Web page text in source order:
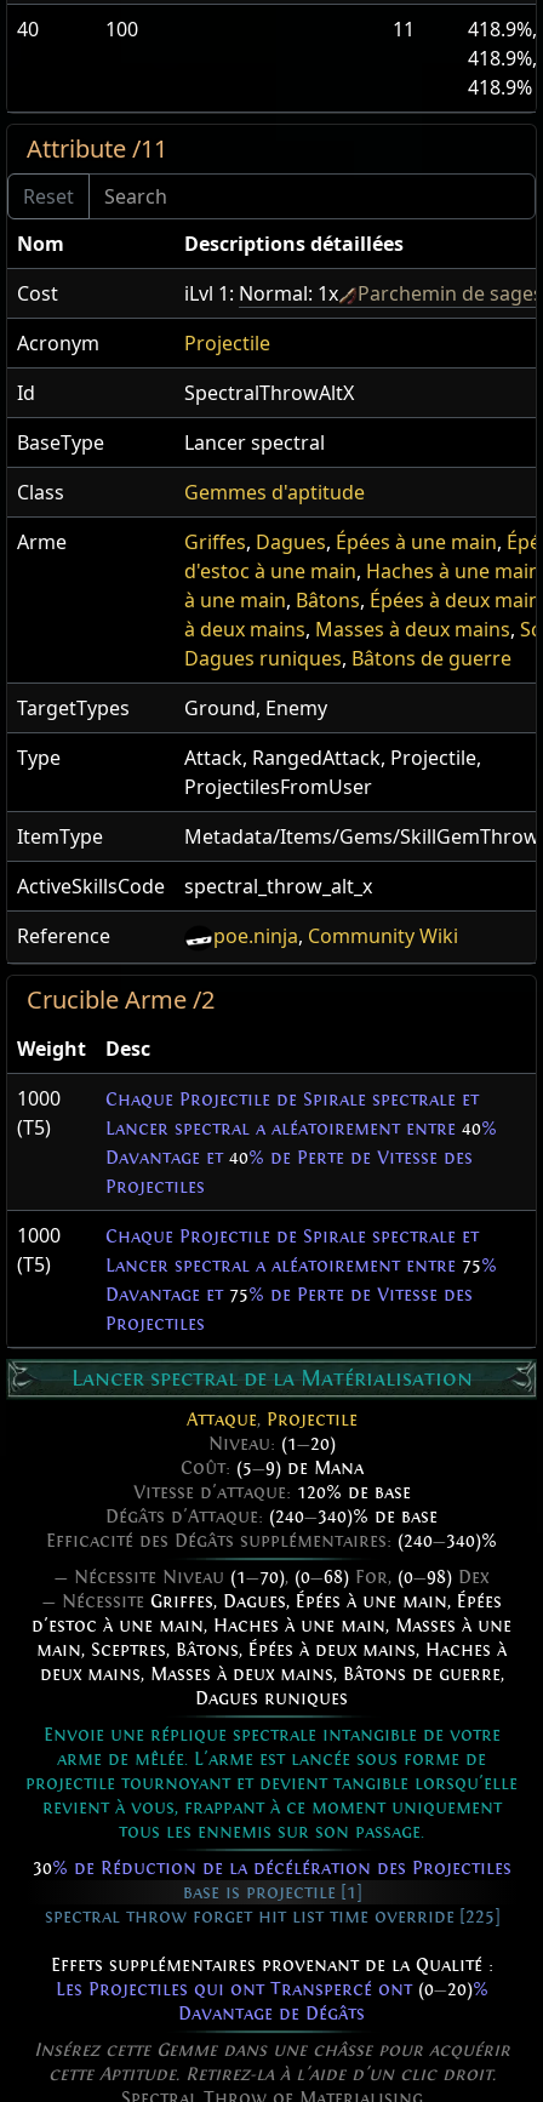
40
100 11
418.9%,
418.9%,
418.9%
Attribute /11
Nom
Descriptions détaillées
Cost
iLvl 1: Normal: 1x
Parchemin de
Acronym
Projectile
Id
SpectralThrowAltX
BaseType
Lancer spectral
Class
Gemmes d'aptitude
Arme
Griffes, Dagues, Épées à une main,
d'estoc à une main, Haches à une main
à une main, Bâtons, Épées à deux
à deux mains, Masses à deux mains,
Dagues runiques, Bâtons de guerre
TargetTypes
Ground, Enemy
Type
Attack, RangedAttack, Projectile,
ProjectilesFromUser
ItemType
Metadata/Items/Gems/
ActiveSkillsCode
spectral_throw_alt_x
Reference
poe.ninja, Community Wiki
Crucible Arme /2
Weight
Desc
1000
(T5)
Chaque Projectile de Spirale spectrale et
Lancer spectral a aléatoirement entre 40%
Davantage et 40% de Perte de Vitesse des
Projectiles
1000
(T5)
Chaque Projectile de Spirale spectrale et
Lancer spectral a aléatoirement entre 75%
Davantage et 75% de Perte de Vitesse des
Projectiles
Lancer spectral de la Matérialisation
Attaque, Projectile
Niveau: (1—20)
Coût: (5—9) de Mana
Vitesse d'attaque: 120% de base
Dégâts d'Attaque: (240—340)% de base
Efficacité des Dégâts supplémentaires: (240—340)%
— Nécessite Niveau (1—70), (0—68) For, (0—98) Dex
— Nécessite Griffes, Dagues, Épées à une main, Épées
d'estoc à une main, Haches à une main, Masses à une
main, Sceptres, Bâtons, Épées à deux mains, Haches à
deux mains, Masses à deux mains, Bâtons de guerre,
Dagues runiques
Envoie une réplique spectrale intangible de votre
arme de mêlée. L'arme est lancée sous forme de
projectile tournoyant et devient tangible lorsqu'elle
revient à vous, frappant à ce moment uniquement
tous les ennemis sur son passage.
30% de Réduction de la décélération des Projectiles
base is projectile [1]
spectral throw forget hit list time override [225]
Effets supplémentaires provenant de la Qualité :
Les Projectiles qui ont Transpercé ont (0—20)%
Davantage de Dégâts
Insérez cette Gemme dans une châsse pour acquérir
cette Aptitude. Retirez-la à l'aide d'un clic droit.